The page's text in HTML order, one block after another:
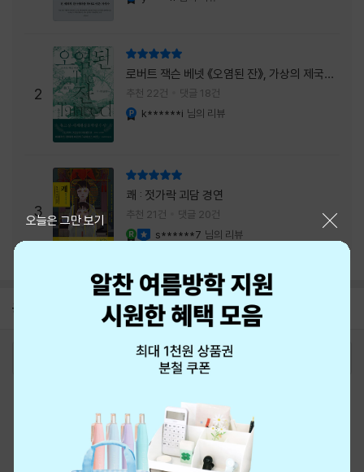
2
로버트 잭슨 베넷 《오염된 잔》, 가상의 제국이
주는 실감과 미스터리 사건의 치밀함이 이루어
내는 최상의 시너지...
추천 22건 댓글 18건
k******i 님의 리뷰
3
쾌 : 젓가락 괴담 경연
추천 21건 댓글 20건
s******7 님의 리뷰
공지 8월 신용카드 무이자할부 안내
오늘은 그만 보기
최근 본 상품
eBook 1:1문의/채팅상담
예스이십사(주) 사업자 정보
이용약관
개인정보처리방침
청소년보호정책